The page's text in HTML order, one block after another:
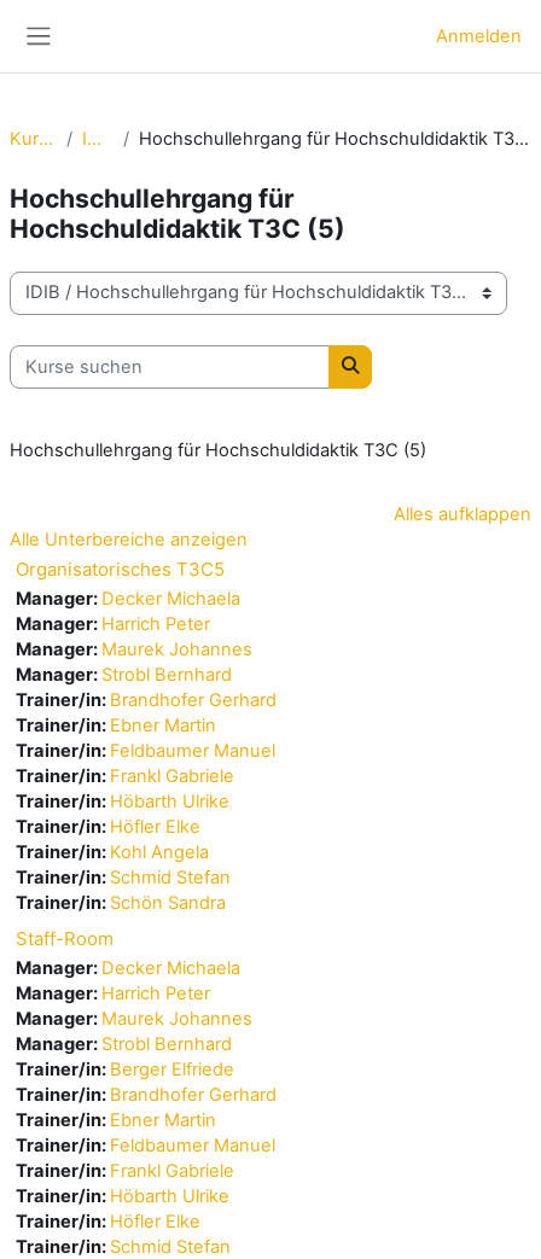
Anmelden
Kurse IDIB Hochschullehrgang für Hochschuldidaktik T3C (5)
Hochschullehrgang für
Hochschuldidaktik T3C (5)
Kursbereiche
Kurse suchen
Kurse suchen
Hochschullehrgang für Hochschuldidaktik T3C (5)
Alles aufklappen
Alle Unterbereiche anzeigen
Organisatorisches T3C5
Manager: Decker Michaela
Manager: Harrich Peter
Manager: Maurek Johannes
Manager: Strobl Bernhard
Trainer/in: Brandhofer Gerhard
Trainer/in: Ebner Martin
Trainer/in: Feldbaumer Manuel
Trainer/in: Frankl Gabriele
Trainer/in: Höbarth Ulrike
Trainer/in: Höfler Elke
Trainer/in: Kohl Angela
Trainer/in: Schmid Stefan
Trainer/in: Schön Sandra
Staff-Room
Manager: Decker Michaela
Manager: Harrich Peter
Manager: Maurek Johannes
Manager: Strobl Bernhard
Trainer/in: Berger Elfriede
Trainer/in: Brandhofer Gerhard
Trainer/in: Ebner Martin
Trainer/in: Feldbaumer Manuel
Trainer/in: Frankl Gabriele
Trainer/in: Höbarth Ulrike
Trainer/in: Höfler Elke
Trainer/in: Schmid Stefan